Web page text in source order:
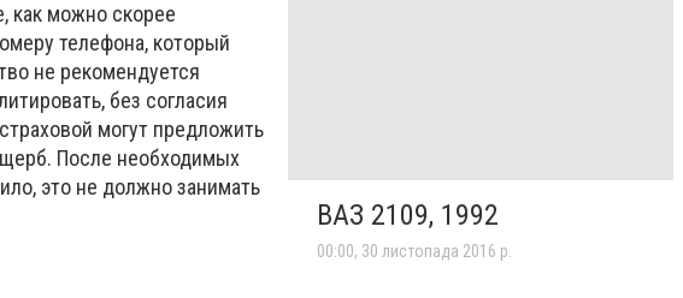
как можно скорее
телефона, который
не рекомендуется
без согласия
могут предложить
После необходимых
это не должно занимать
ВАЗ 2109, 1992
00:00, 30 листопада 2016 р.